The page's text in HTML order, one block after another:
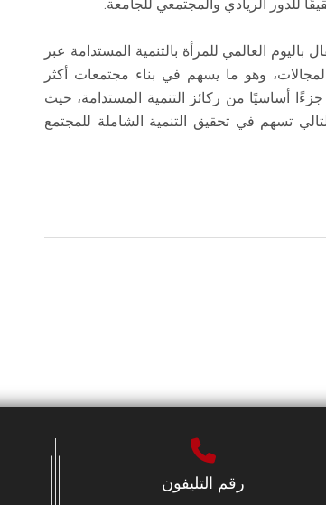
للدور الريادي والمجتمعي للجامعة.
العالمي للمرأة بالتنمية المستدامة عبر
وهو ما يسهم في بناء مجتمعات أكثر
أساسيًا من ركائز التنمية المستدامة، حيث
تسهم في تحقيق التنمية الشاملة للمجتمع
رقم التليفون